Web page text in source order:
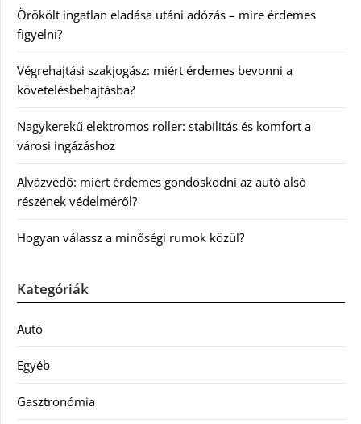
Örökölt ingatlan eladása utáni adózás – mire érdemes
figyelni?
Végrehajtási szakjogász: miért érdemes bevonni a
követelésbehajtásba?
Nagykerekű elektromos roller: stabilitás és komfort a
városi ingázáshoz
Alvázvédő: miért érdemes gondoskodni az autó alsó
részének védelméről?
Hogyan válassz a minőségi rumok közül?
Kategóriák
Autó
Egyéb
Gasztronómia